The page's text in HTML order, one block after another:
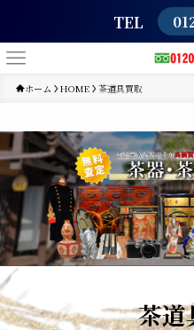
TEL
ホーム HOME 茶道具買取
茶道